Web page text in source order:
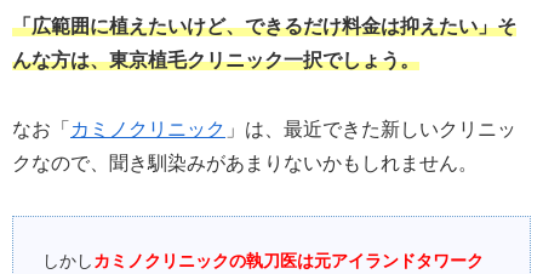
「広範囲に植えたいけど、できるだけ料金は抑えたい」そ
んな方は、東京植毛クリニック一択でしょう。
なお「 カミノクリニック 」は、最近できた新しいクリニッ
クなので、聞き馴染みがあまりないかもしれません。
しかしカミノクリニックの執刀医は元アイランドタワーク